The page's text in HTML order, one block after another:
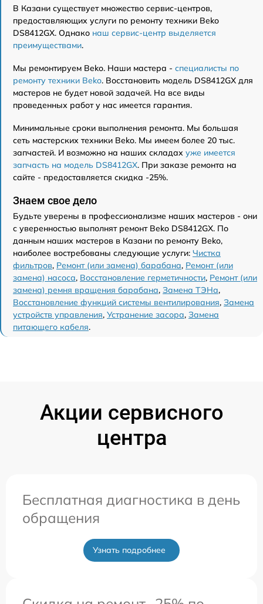
В Казани существует множество сервис-центров,
предоставляющих услуги по ремонту техники Beko
DS8412GX. Однако наш сервис-центр выделяется
преимуществами.
Мы ремонтируем Beko. Наши мастера - специалисты по
ремонту техники Beko. Восстановить модель DS8412GX для
мастеров не будет новой задачей. На все виды
проведенных работ у нас имеется гарантия.
Минимальные сроки выполнения ремонта. Мы большая
сеть мастерских техники Beko. Мы имеем более 20 тыс.
запчастей. И возможно на наших складах уже имеется
запчасть на модель DS8412GX. При заказе ремонта на
сайте - предоставляется скидка -25%.
Знаем свое дело
Будьте уверены в профессионализме наших мастеров - они
с уверенностью выполнят ремонт Beko DS8412GX. По
данным наших мастеров в Казани по ремонту Beko,
наиболее востребованы следующие услуги: Чистка
фильтров, Ремонт (или замена) барабана, Ремонт (или
замена) насоса, Восстановление герметичности, Ремонт (или
замена) ремня вращения барабана, Замена ТЭНа,
Восстановление функций системы вентилирования, Замена
устройств управления, Устранение засора, Замена
питающего кабеля.
Акции сервисного
центра
Бесплатная диагностика в день
обращения
Узнать подробнее